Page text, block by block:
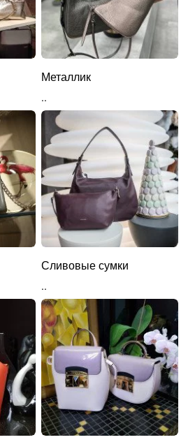
Металлик
..
Сливовые сумки
..